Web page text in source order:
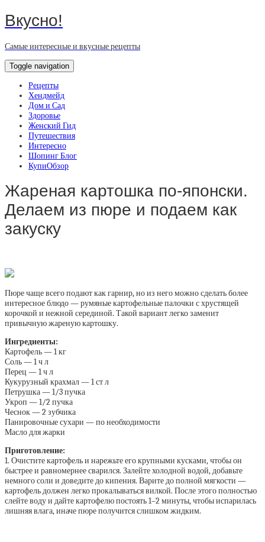
Вкусно!
Самые интересные и вкусные рецепты
Toggle navigation
Рецепты
Хендмейд
Дом и Сад
Здоровье
Женский Гид
Путешествия
Интересно
Шопинг Блог
КупиОбзор
Жареная картошка по-японски.
Делаем из пюре и подаем как
закуску
Пюре чаще всего подают как гарнир, но из него можно сделать более
интересное блюдо — румяные картофельные палочки с хрустящей
корочкой и нежной серединой. Такой вариант легко заменит
привычную жареную картошку.
Ингредиенты:
Картофель — 1 кг
Соль — 1 ч л
Перец — 1 ч л
Кукурузный крахмал — 1 ст л
Петрушка — 1/3 пучка
Укроп — 1/2 пучка
Чеснок — 2 зубчика
Панировочные сухари — по необходимости
Масло для жарки
Приготовление:
1. Очистите картофель и нарежьте его крупными кусками, чтобы он
быстрее и равномернее сварился. Залейте холодной водой, добавьте
немного соли и доведите до кипения. Варите до полной мягкости —
картофель должен легко прокалываться вилкой. После этого полностью
слейте воду и дайте картофелю постоять 1–2 минуты, чтобы испарилась
лишняя влага, иначе пюре получится слишком жидким.